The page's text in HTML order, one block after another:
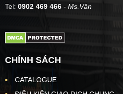
Tel: 0902 469 466 - Ms.Vân
CHÍNH SÁCH
CATALOGUE